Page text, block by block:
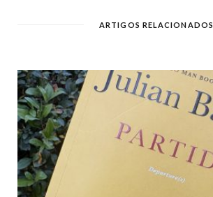
ARTIGOS RELACIONADOS